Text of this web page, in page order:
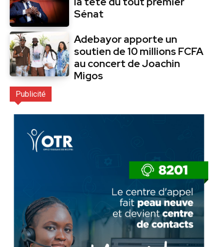
Sénat
Adebayor apporte un
soutien de 10 millions FCFA
au concert de Joachin
Migos
Publicité